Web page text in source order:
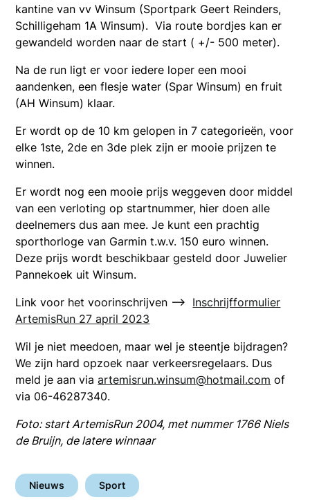
kantine van vv Winsum (Sportpark Geert Reinders,
Schilligeham 1A Winsum). Via route bordjes kan er
gewandeld worden naar de start ( +/- 500 meter).
Na de run ligt er voor iedere loper een mooi
aandenken, een flesje water (Spar Winsum) en fruit
(AH Winsum) klaar.
Er wordt op de 10 km gelopen in 7 categorieën, voor
elke 1ste, 2de en 3de plek zijn er mooie prijzen te
winnen.
Er wordt nog een mooie prijs weggeven door middel
van een verloting op startnummer, hier doen alle
deelnemers dus aan mee. Je kunt een prachtig
sporthorloge van Garmin t.w.v. 150 euro winnen.
Deze prijs wordt beschikbaar gesteld door Juwelier
Pannekoek uit Winsum.
Link voor het voorinschrijven —> Inschrijfformulier
ArtemisRun 27 april 2023
Wil je niet meedoen, maar wel je steentje bijdragen?
We zijn hard opzoek naar verkeersregelaars. Dus
meld je aan viaartemisrun.winsum@hotmail.com of
via 06-46287340.
Foto: start ArtemisRun 2004, met nummer 1766 Niels
de Bruijn, de latere winnaar
Nieuws Sport